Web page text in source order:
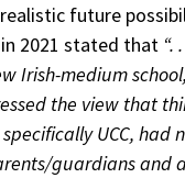
future
2021 stated that “.
Irish-medium
the view that
UCC, had
guardians and